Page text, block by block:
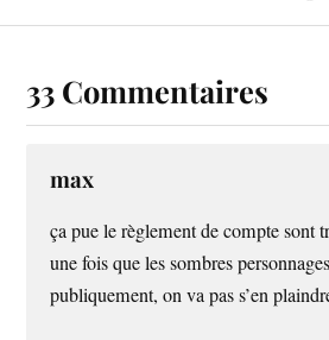
33 Commentaires
max
ça pue le règlement de compte sont
une fois que les sombres
publiquement, on va pas s’en